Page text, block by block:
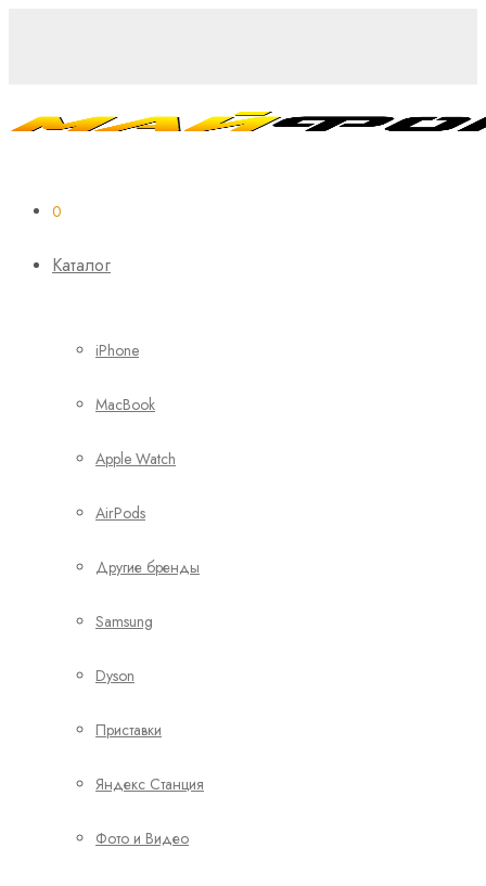
0
Каталог
iPhone
MacBook
Apple Watch
AirPods
Другие бренды
Samsung
Dyson
Приставки
Яндекс Станция
Фото и Видео